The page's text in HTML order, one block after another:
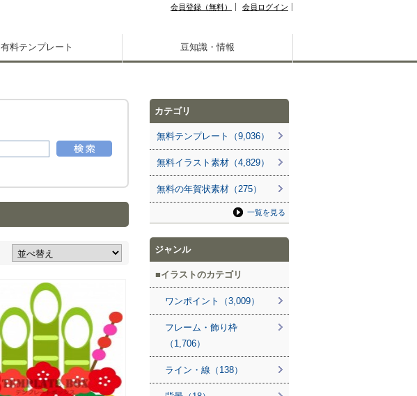
会員登録（無料） 会員ログイン
有料テンプレート 豆知識・情報
カテゴリ
無料テンプレート（9,036）
無料イラスト素材（4,829）
無料の年賀状素材（275）
一覧を見る
ジャンル
イラストのカテゴリ
ワンポイント（3,009）
フレーム・飾り枠
（1,706）
ライン・線（138）